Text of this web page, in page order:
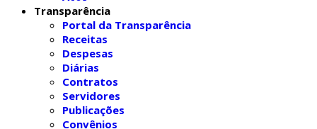
Transparência
Portal da Transparência
Receitas
Despesas
Diárias
Contratos
Servidores
Publicações
Convênios